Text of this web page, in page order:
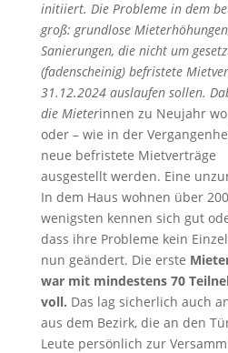
initiiert. Die Probleme in dem
groß: grundlose
Sanierungen, die nicht um
(fadenscheinig) befristete
31.12.2024 auslaufen sollen.
die Mieterinnen zu Neujahr
oder – wie in der
neue befristete Mietverträge
ausgestellt werden. Eine
In dem Haus wohnen über
wenigsten kennen sich gut
dass ihre Probleme kein
nun geändert. Die erste
war mit mindestens 70
voll. Das lag sicherlich auch
aus dem Bezirk, die an den
Leute persönlich zur